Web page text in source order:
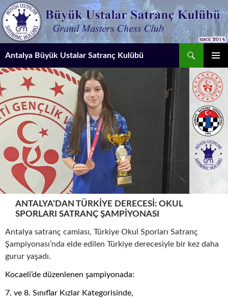
İçeriğe
atla
Antalya Büyük Ustalar Satranç Kulübü
MENÜ
ANTALYA’DAN TÜRKIYE DERECESI: OKUL
SPORLARI SATRANÇ ŞAMPIYONASI
Antalya satranç camiası, Türkiye Okul Sporları Satranç
Şampiyonası’nda elde edilen Türkiye derecesiyle bir kez daha
gurur yaşadı.
Kocaeli’de düzenlenen şampiyonada:
7. ve 8. Sınıflar Kızlar Kategorisinde,